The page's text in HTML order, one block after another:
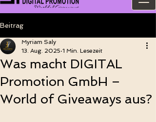
Beitrag
Was macht DIGITAL
Promotion GmbH –
World of Giveaways aus?
Myriam Saly
13. Aug. 2025 1 Min. Lesezeit